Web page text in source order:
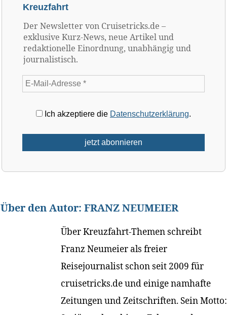
Kreuzfahrt
Der Newsletter von Cruisetricks.de –
exklusive Kurz-News, neue Artikel und
redaktionelle Einordnung, unabhängig und
journalistisch.
Ich akzeptiere die Datenschutzerklärung.
Über den Autor: FRANZ NEUMEIER
Über Kreuzfahrt-Themen schreibt
Franz Neumeier als freier
Reisejournalist schon seit 2009 für
cruisetricks.de und einige namhafte
Zeitungen und Zeitschriften. Sein Motto: